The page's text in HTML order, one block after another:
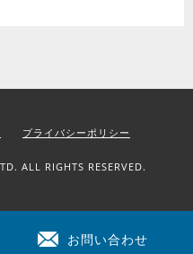
プライバシーポリシー
ALL RIGHTS RESERVED.
お問い合わせ